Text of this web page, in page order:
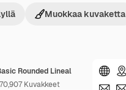
Rounded Lineal
Kuvakkeet
Muokkaa kuvaketta